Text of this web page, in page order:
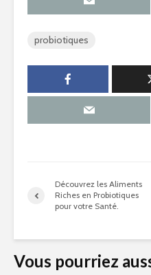
probiotiques
Découvrez les Aliments
Riches en Probiotiques
pour votre Santé.
Vous pourriez